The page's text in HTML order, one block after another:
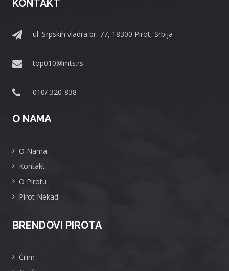
KONTAKT
ul. Srpskih vladra br. 77, 18300 Pirot, Srbija
top010@mts.rs
010/ 320-838
O NAMA
O Nama
Kontakt
O Pirotu
Pirot Nekad
BRENDOVI PIROTA
Ćilim